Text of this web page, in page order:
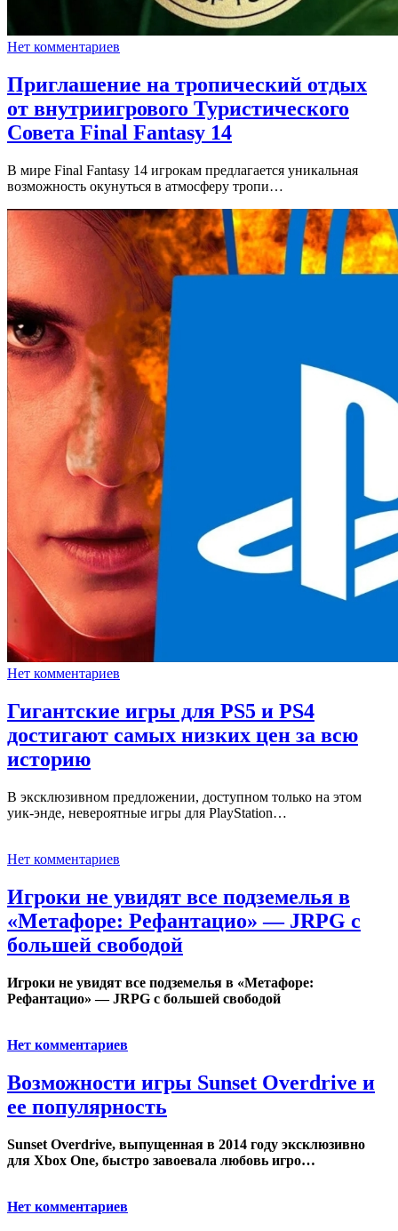
Нет комментариев
Приглашение на тропический отдых
от внутриигрового Туристического
Совета Final Fantasy 14
В мире Final Fantasy 14 игрокам предлагается уникальная
возможность окунуться в атмосферу тропи…
Нет комментариев
Гигантские игры для PS5 и PS4
достигают самых низких цен за всю
историю
В эксклюзивном предложении, доступном только на этом
уик-энде, невероятные игры для PlayStation…
Нет комментариев
Игроки не увидят все подземелья в
«Метафоре: Рефантацио» — JRPG с
большей свободой
Игроки не увидят все подземелья в «Метафоре:
Рефантацио» — JRPG с большей свободой
Нет комментариев
Возможности игры Sunset Overdrive и
ее популярность
Sunset Overdrive, выпущенная в 2014 году эксклюзивно
для Xbox One, быстро завоевала любовь игро…
Нет комментариев